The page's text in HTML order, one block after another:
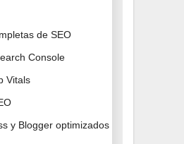
de SEO
Console
Vitals
y Blogger optimizados